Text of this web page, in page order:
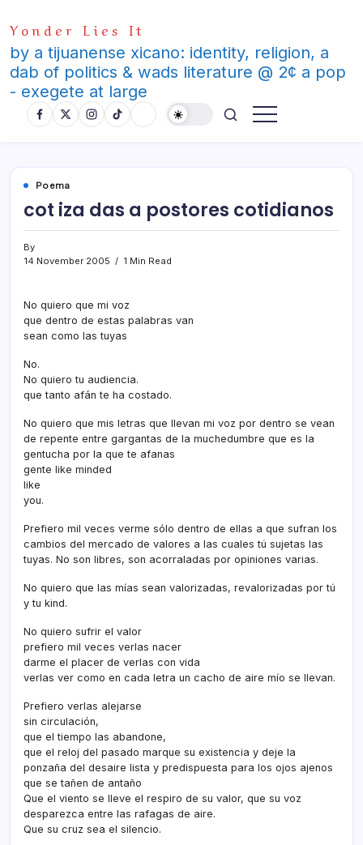
to
content
Yonder Lies It
by a tijuanense xicano: identity, religion, a
dab of politics & wads literature @ 2¢ a pop
- exegete at large
Poema
cot iza das a postores cotidianos
By
14 November 2005
1 Min Read
No quiero que mi voz
que dentro de estas palabras van
sean como las tuyas
No.
No quiero tu audiencia.
que tanto afán te ha costado.
No quiero que mis letras que llevan mi voz por dentro se vean
de repente entre gargantas de la muchedumbre que es la
gentucha por la que te afanas
gente like minded
like
you.
Prefiero mil veces verme sólo dentro de ellas a que sufran los
cambios del mercado de valores a las cuales tú sujetas las
tuyas. No son libres, son acorraladas por opiniones varias.
No quiero que las mí­as sean valorizadas, revalorizadas por tú
y tu kind.
No quiero sufrir el valor
prefiero mil veces verlas nacer
darme el placer de verlas con vida
verlas ver como en cada letra un cacho de aire mí­o se llevan.
Prefiero verlas alejarse
sin circulación,
que el tiempo las abandone,
que el reloj del pasado marque su existencia y deje la
ponzaña del desaire lista y predispuesta para los ojos ajenos
que se tañen de antaño
Que el viento se lleve el respiro de su valor, que su voz
desparezca entre las rafagas de aire.
Que su cruz sea el silencio.